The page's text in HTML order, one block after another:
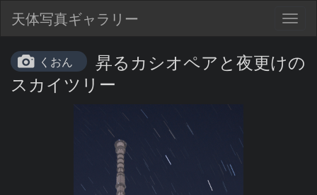
天体写真ギャラリー
くおん
昇るカシオペアと夜更けの
スカイツリー